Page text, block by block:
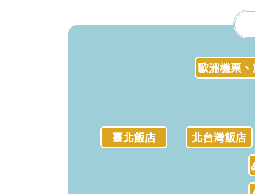
歐洲機票
臺北飯店
北台灣飯店